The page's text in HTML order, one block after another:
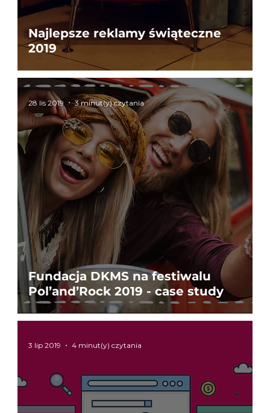
Najlepsze reklamy świąteczne
2019
Fundacja DKMS na festiwalu
Pol’and’Rock 2019 - case study
28 lis 2019 3 minut(y) czytania
3 lip 2019 4 minut(y) czytania